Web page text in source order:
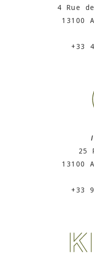
4 Rue
13100
+33
25
13100
+33